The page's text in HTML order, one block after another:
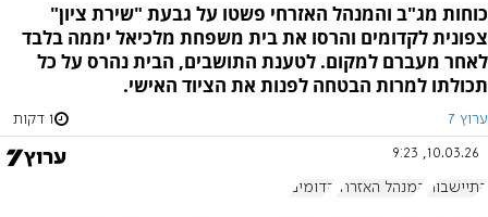
כוחות מג"ב והמנהל האזרחי פשטו על גבעת "שירת ציון"
צפונית לקדומים והרסו את בית משפחת מלכיאל יממה בלבד
לאחר מעברם למקום. לטענת התושבים, הבית נהרס על כל
תכולתו למרות הבטחה לפנות את הציוד האישי.
ערוץ 7 1 דקות
10.03.26, 9:23
התיישבות המנהל האזרחי קדומים